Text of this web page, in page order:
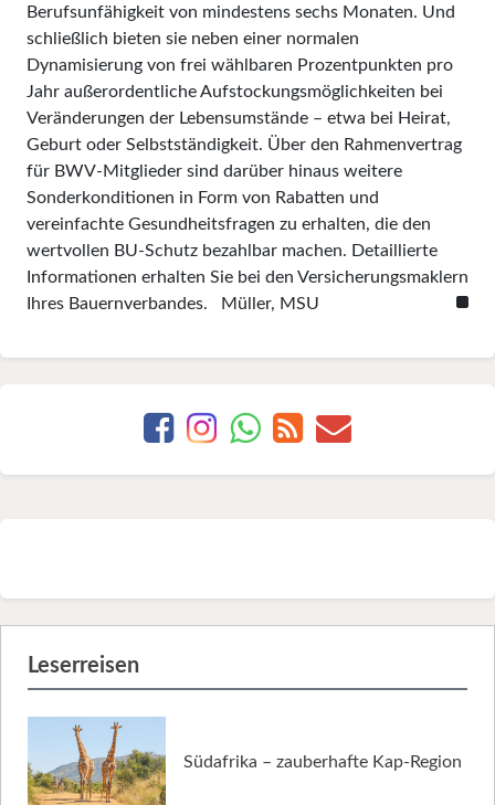
Berufsunfähigkeit von mindestens sechs Monaten. Und
schließlich bieten sie neben einer normalen
Dynamisierung von frei wählbaren Prozentpunkten pro
Jahr außerordentliche Aufstockungsmöglichkeiten bei
Veränderungen der Lebensumstände – etwa bei Heirat,
Geburt oder Selbstständigkeit. Über den Rahmenvertrag
für BWV-Mitglieder sind darüber hinaus weitere
Sonderkonditionen in Form von Rabatten und
vereinfachte Gesundheitsfragen zu erhalten, die den
wertvollen BU-Schutz bezahlbar machen. Detaillierte
Informationen erhalten Sie bei den Versicherungsmaklern
Ihres Bauernverbandes. Müller, MSU
Leserreisen
Südafrika – zauberhafte Kap-Region